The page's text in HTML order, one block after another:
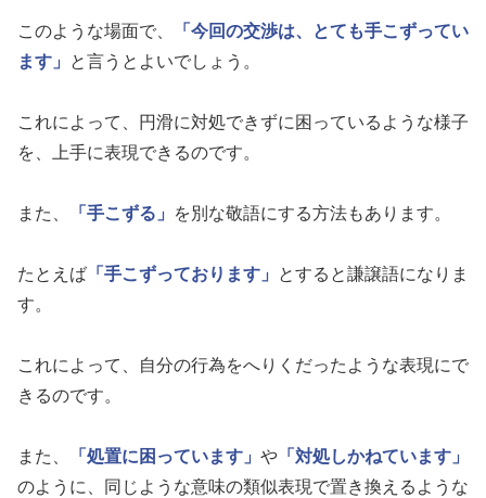
このような場面で、
「今回の交渉は、とても手こずってい
ます」
と言うとよいでしょう。
これによって、円滑に対処できずに困っているような様子
を、上手に表現できるのです。
また、 「手こずる」 を別な敬語にする方法もあります。
たとえば 「手こずっております」
とすると謙譲語になりま
す。
これによって、自分の行為をへりくだったような表現にで
きるのです。
また、 「処置に困っています」 や 「対処しかねています」
のように、同じような意味の類似表現で置き換えるような